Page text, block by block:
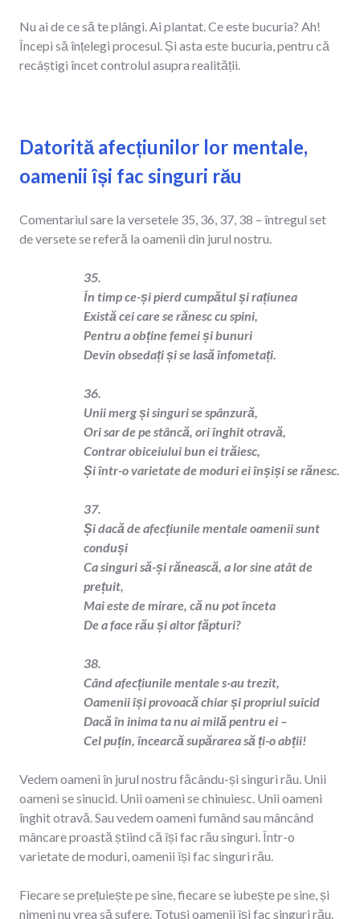
Nu ai de ce să te plângi. Ai plantat. Ce este bucuria? Ah!
Începi să înțelegi procesul. Și asta este bucuria, pentru că
recâștigi încet controlul asupra realității.
Datorită afecțiunilor lor mentale,
oamenii își fac singuri rău
Comentariul sare la versetele 35, 36, 37, 38 – întregul set
de versete se referă la oamenii din jurul nostru.
35.
În timp ce-și pierd cumpătul și rațiunea
Există cei care se rănesc cu spini,
Pentru a obține femei și bunuri
Devin obsedați și se lasă înfometați.
36.
Unii merg și singuri se spânzură,
Ori sar de pe stâncă, ori înghit otravă,
Contrar obiceiului bun ei trăiesc,
Și într-o varietate de moduri ei înșiși se rănesc.
37.
Și dacă de afecțiunile mentale oamenii sunt
conduși
Ca singuri să-și rănească, a lor sine atât de
prețuit,
Mai este de mirare, că nu pot înceta
De a face rău și altor făpturi?
38.
Când afecțiunile mentale s-au trezit,
Oamenii își provoacă chiar și propriul suicid
Dacă în inima ta nu ai milă pentru ei –
Cel puțin, încearcă supărarea să ți-o abții!
Vedem oameni în jurul nostru făcându-și singuri rău. Unii
oameni se sinucid. Unii oameni se chinuiesc. Unii oameni
înghit otravă. Sau vedem oameni fumând sau mâncând
mâncare proastă știind că își fac rău singuri. Într-o
varietate de moduri, oamenii își fac singuri rău.
Fiecare se prețuiește pe sine, fiecare se iubește pe sine, și
nimeni nu vrea să sufere. Totuși oamenii își fac singuri rău.